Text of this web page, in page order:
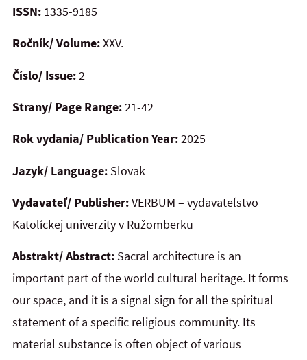
ISSN: 1335-9185
Ročník/ Volume:XXV.
Číslo/ Issue:2
Strany/ Page Range:21-42
Rok vydania/ Publication Year:2025
Jazyk/ Language: Slovak
Vydavateľ/ Publisher:VERBUM – vydavateľstvo
Katolíckej univerzity v Ružomberku
Abstrakt/ Abstract: Sacral architecture is an
important part of the world cultural heritage. It forms
our space, and it is a signal sign for all the spiritual
statement of a specific religious community. Its
material substance is often object of various